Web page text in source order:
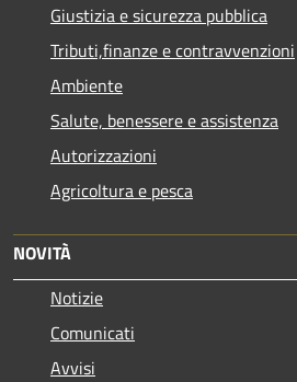
Giustizia e sicurezza pubblica
Tributi,finanze e contravvenzioni
Ambiente
Salute, benessere e assistenza
Autorizzazioni
Agricoltura e pesca
NOVITÀ
Notizie
Comunicati
Avvisi